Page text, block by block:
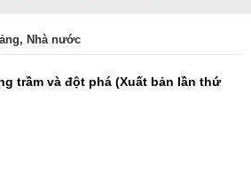
Nhà nước
trầm và đột phá (Xuất bản lần thứ